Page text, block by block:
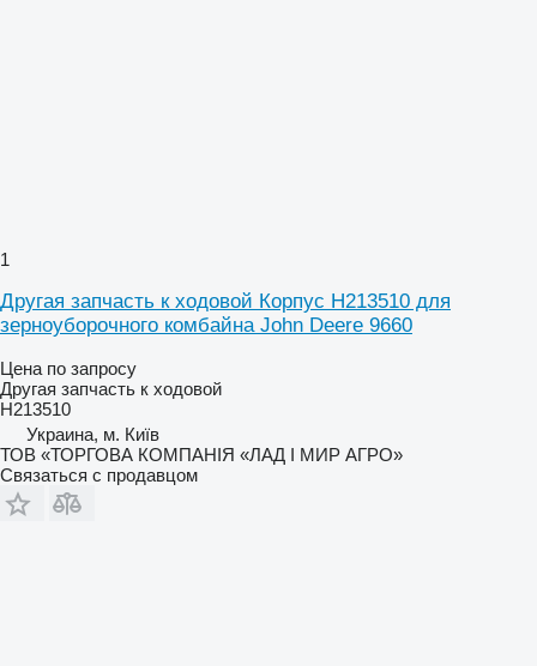
1
Другая запчасть к ходовой Корпус H213510 для
зерноуборочного комбайна John Deere 9660
Цена по запросу
Другая запчасть к ходовой
H213510
Украина, м. Київ
ТОВ «ТОРГОВА КОМПАНІЯ «ЛАД І МИР АГРО»
Связаться с продавцом